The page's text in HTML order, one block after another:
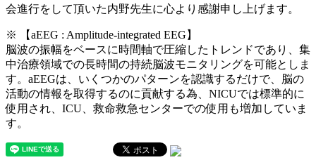
会進行をして頂いた内野先生に心より感謝申し上げます。
※
【aEEG : Amplitude-integrated EEG】
脳波の振幅をベースに時間軸で圧縮したトレンドであり、集
中治療領域での長時間の持続脳波モニタリングを可能としま
す。aEEGは、いくつかのパターンを認識するだけで、脳の
活動の情報を取得するのに貢献する為、NICUでは標準的に
使用され、ICU、救命救急センターでの使用も増加していま
す。